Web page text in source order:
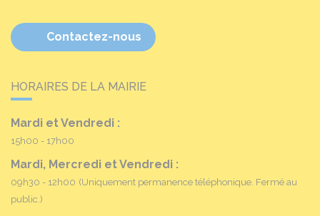
Contactez-nous
HORAIRES DE LA MAIRIE
Mardi et Vendredi :
15h00 - 17h00
Mardi, Mercredi et Vendredi :
09h30 - 12h00 (Uniquement permanence téléphonique. Fermé au
public.)